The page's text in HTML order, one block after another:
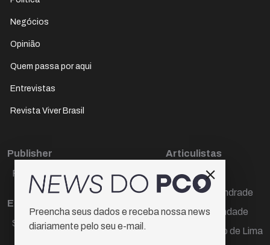
Negócios
Opinião
Quem passa por aqui
Entrevistas
Revista Viver Brasil
Publisher
Paulo Cesar de Oliveira
Editora Chefe
Sueli Cotta
Articulistas
Décio Freire
Dr Marcos Andrade
Hamilton Trindade
Igor Carvalho de Lima
Preencha seus dados e receba nossa news
diariamente pelo seu e-mail.